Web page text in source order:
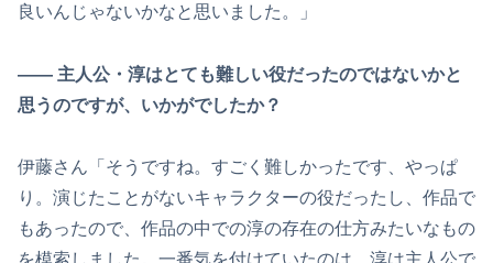
良いんじゃないかなと思いました。」
―― 主人公・淳はとても難しい役だったのではないかと
思うのですが、いかがでしたか？
伊藤さん「そうですね。すごく難しかったです、やっぱ
り。演じたことがないキャラクターの役だったし、作品で
もあったので、作品の中での淳の存在の仕方みたいなもの